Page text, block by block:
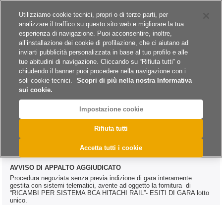
A
@DAC.0481.2025
AVVISO DI APPALTO AGGIUDICATO
Procedura negoziata senza previa indizione di gara interamente
gestita con sistemi telematici, avente ad oggetto la fornitura di
“RICAMBI PER SISTEMA BCA HITACHI RAIL”- ESITI DI GARA lotto
unico.
Utilizziamo cookie tecnici, propri o di terze parti, per
analizzare il traffico su questo sito web e migliorare la tua
esperienza di navigazione. Puoi acconsentire, inoltre,
all’installazione dei cookie di profilazione, che ci aiutano ad
inviarti pubblicità personalizzata in base al tuo profilo e alle
tue abitudini di navigazione. Cliccando su “Rifiuta tutti” o
chiudendo il banner puoi procedere nella navigazione con i
soli cookie tecnici.
Scopri di più nella nostra Informativa
sui cookie.
Impostazione cookie
Rifiuta tutti
Accetta tutti i cookie